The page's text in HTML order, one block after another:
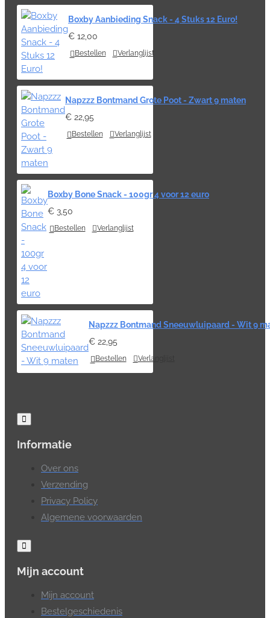
Boxby Aanbieding Snack - 4 Stuks 12 Euro!
€ 12,00
Bestellen Verlanglijst
Napzzz Bontmand Grote Poot - Zwart 9 maten
€ 22,95
Bestellen Verlanglijst
Boxby Bone Snack - 100gr 4 voor 12 euro
€ 3,50
Bestellen Verlanglijst
Napzzz Bontmand Sneeuwluipaard - Wit 9
€ 22,95
Bestellen Verlanglijst
Informatie
Over ons
Verzending
Privacy Policy
Algemene voorwaarden
Mijn account
Mijn account
Bestelgeschiedenis